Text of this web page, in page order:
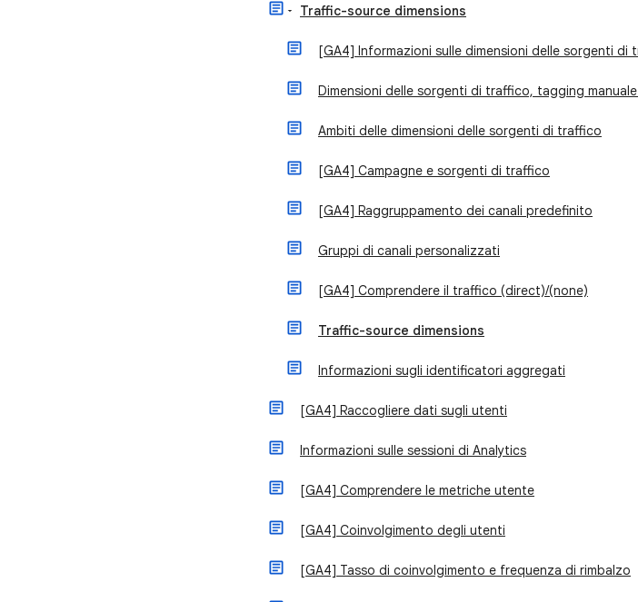
Traffic-source dimensions
[GA4] Informazioni sulle dimensioni delle sorgenti di
Dimensioni delle sorgenti di traffico, tagging
Ambiti delle dimensioni delle sorgenti di traffico
[GA4] Campagne e sorgenti di traffico
[GA4] Raggruppamento dei canali predefinito
Gruppi di canali personalizzati
[GA4] Comprendere il traffico (direct)/(none)
Traffic-source dimensions
Informazioni sugli identificatori aggregati
[GA4] Raccogliere dati sugli utenti
Informazioni sulle sessioni di Analytics
[GA4] Comprendere le metriche utente
[GA4] Coinvolgimento degli utenti
[GA4] Tasso di coinvolgimento e frequenza di rimbalzo